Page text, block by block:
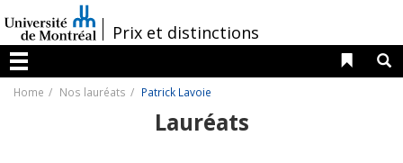
au
contenu
/Prix et distinctions
Menu
Liens
Home Nos lauréats Patrick Lavoie
Lauréats